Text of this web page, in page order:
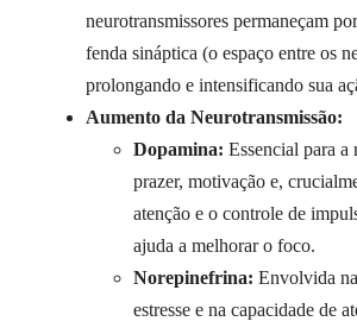
neurotransmissores permaneçam
fenda sináptica (o espaço entre os
prolongando e intensificando sua
Aumento da Neurotransmissão:
Dopamina: Essencial para a
prazer, motivação e,
atenção e o controle de
ajuda a melhorar o foco.
Norepinefrina: Envolvida
estresse e na capacidade de